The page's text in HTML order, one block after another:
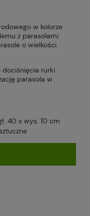
w kolorze
z parasolami
o wielkości
dociśnięcia rurki
parasola w
40 x wys. 10 cm